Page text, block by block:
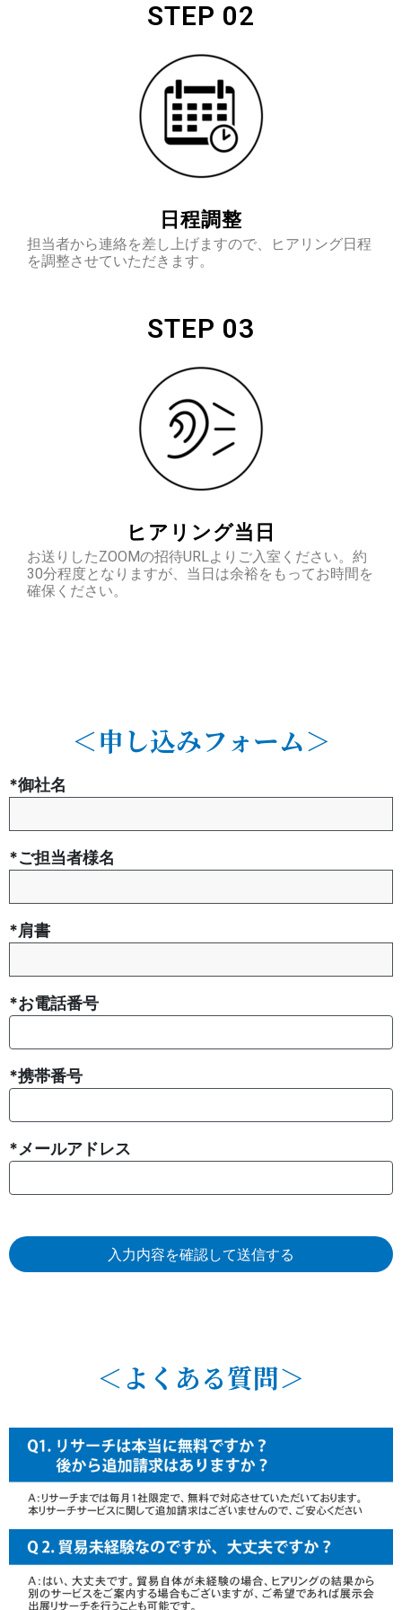
STEP 02
日程調整
担当者から連絡を差し上げますので、
ヒアリング日程
を調整させていただきます。
STEP 03
ヒアリング当日
お送りしたZOOMの招待URLよりご入室ください。約
30分程度となりますが、当日は余裕をもってお時間を
確保ください。
＜申し込みフォーム＞
*御社名
*ご担当者様名
*肩書
*お電話番号
*携帯番号
*メールアドレス
＜よくある質問＞